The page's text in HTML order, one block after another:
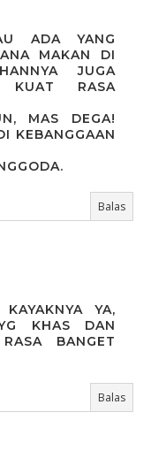
ADA YANG
MAKAN DI
JUGA
KUAT RASA
MAS DEGA!
KEBANGGAAN
Balas
YA,
KHAS DAN
BANGET
Balas